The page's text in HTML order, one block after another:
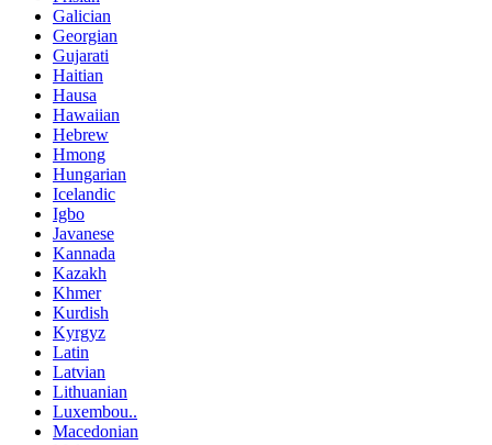
Galician
Georgian
Gujarati
Haitian
Hausa
Hawaiian
Hebrew
Hmong
Hungarian
Icelandic
Igbo
Javanese
Kannada
Kazakh
Khmer
Kurdish
Kyrgyz
Latin
Latvian
Lithuanian
Luxembou..
Macedonian